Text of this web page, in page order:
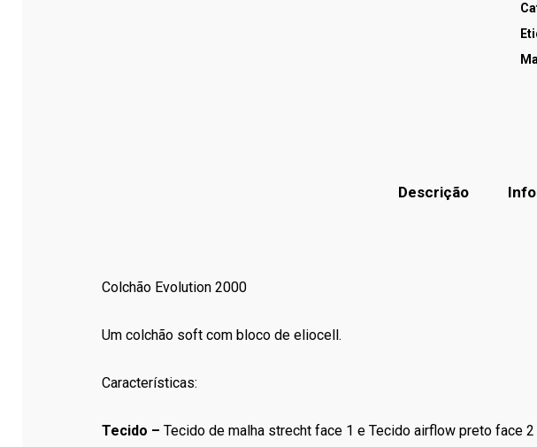
Descrição
Colchão Evolution 2000
Um colchão soft com bloco de eliocell.
Características:
Tecido – Tecido de malha strecht face 1 e Tecido airflow preto face 2